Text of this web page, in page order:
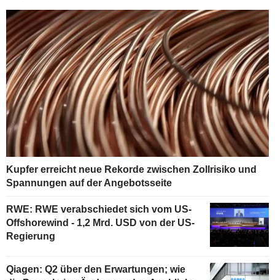
Kupfer erreicht neue Rekorde zwischen Zollrisiko und
Spannungen auf der Angebotsseite
RWE: RWE verabschiedet sich vom US-
Offshorewind - 1,2 Mrd. USD von der US-
Regierung
Qiagen: Q2 über den Erwartungen; wie